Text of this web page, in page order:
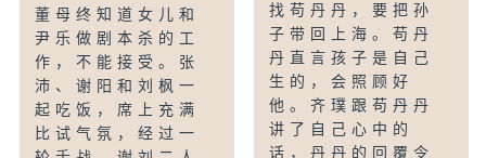
董母终知道女儿和
尹乐做剧本杀的工
作，不能接受。张
沛、谢阳和刘枫一
起吃饭，席上充满
比试气氛，经过一
找苟丹丹，要把孙
子带回上海。苟丹
丹直言孩子是自己
生的，会照顾好
他。齐璞跟苟丹丹
讲了自己心中的
话，丹丹的回覆令